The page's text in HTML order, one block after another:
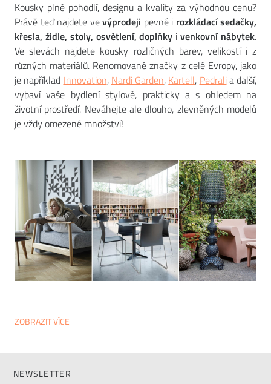
Kousky plné pohodlí, designu a kvality za výhodnou cenu?
Právě teď najdete vevýprodeji pevné i rozkládací sedačky,
křesla, židle, stoly, osvětlení, doplňky ivenkovní nábytek.
Ve slevách najdete kousky rozličných barev, velikostí i z
různých materiálů. Renomované značky z celé Evropy, jako
je například Innovation, Nardi Garden, Kartell, Pedralia další,
vybaví vaše bydlení stylově, prakticky a s ohledem na
životní prostředí. Neváhejte ale dlouho, zlevněných modelů
je vždy omezené množství!
ZOBRAZIT VÍCE
NEWSLETTER